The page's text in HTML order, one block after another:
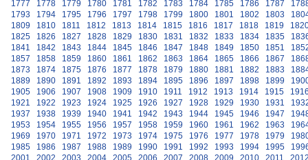
1777
1778 1779 1780 1781 1782 1783 1784 1785 1786 1787
1793
1794 1795 1796 1797 1798 1799 1800 1801 1802 1803
1809
1810 1811 1812 1813 1814 1815 1816 1817 1818 1819
1825
1826 1827 1828 1829 1830 1831 1832 1833 1834 1835
1841
1842 1843 1844 1845 1846 1847 1848 1849 1850 1851
1857
1858 1859 1860 1861 1862 1863 1864 1865 1866 1867
1873
1874 1875 1876 1877 1878 1879 1880 1881 1882 1883
1889
1890 1891 1892 1893 1894 1895 1896 1897 1898 1899
1905
1906 1907 1908 1909 1910 1911 1912 1913 1914 1915
1921
1922 1923 1924 1925 1926 1927 1928 1929 1930 1931
1937
1938 1939 1940 1941 1942 1943 1944 1945 1946 1947
1953
1954 1955 1956 1957 1958 1959 1960 1961 1962 1963
1969
1970 1971 1972 1973 1974 1975 1976 1977 1978 1979
1985
1986 1987 1988 1989 1990 1991 1992 1993 1994 1995
2001
2002 2003 2004 2005 2006 2007 2008 2009 2010 2011